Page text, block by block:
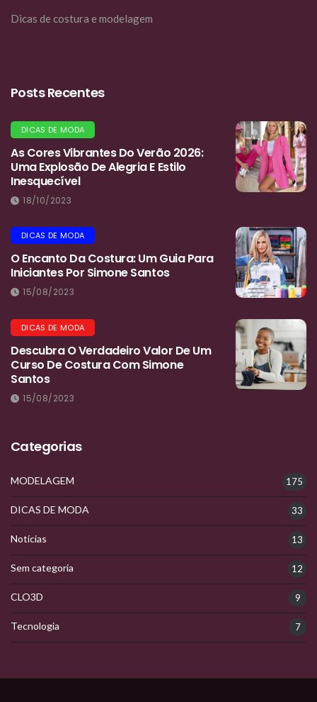
Dicas de costura e modelagem
Posts Recentes
DICAS DE MODA
As Cores Vibrantes Do Verão 2026:
Uma Explosão De Alegria E Estilo
Inesquecível
18/10/2023
DICAS DE MODA
O Encanto Da Costura: Um Guia Para
Iniciantes Por Simone Santos
15/08/2023
DICAS DE MODA
Descubra O Verdadeiro Valor De Um
Curso De Costura Com Simone
Santos
15/08/2023
Categorias
MODELAGEM 175
DICAS DE MODA 33
Notícias 13
Sem categoria 12
CLO3D 9
Tecnologia 7